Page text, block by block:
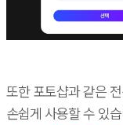
또한 포토샵과 같은
손쉽게 사용할 수 있